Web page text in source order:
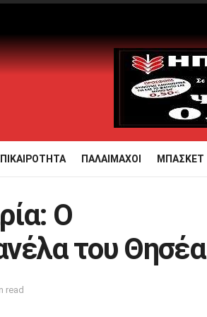
ΠΑΛΑΙΜΑΧΟΙ ΜΠΑΣΚΕΤ
Ο
του Θησέα
read